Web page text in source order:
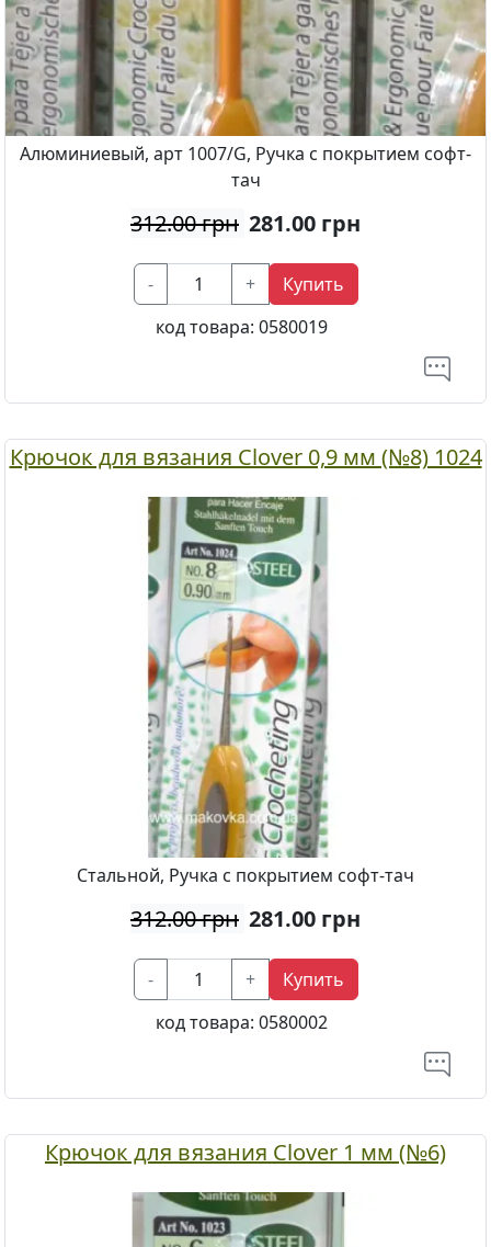
Алюминиевый, арт 1007/G, Ручка с покрытием софт-
тач
312.00 грн 281.00 грн
- +
Купить
код товара: 0580019
Крючок для вязания Clover 0,9 мм (№8) 1024
Стальной, Ручка с покрытием софт-тач
312.00 грн 281.00 грн
- +
Купить
код товара: 0580002
Крючок для вязания Clover 1 мм (№6)